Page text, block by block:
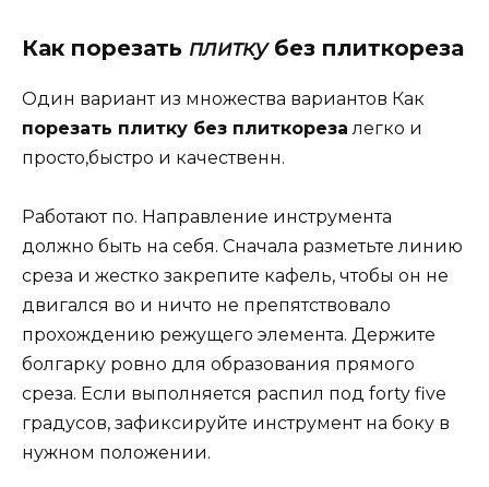
Как порезать плиткубез плиткореза
Один вариант из множества вариантов Как
порезать плитку без плиткореза легко и
просто,быстро и качественн.
Работают по. Направление инструмента
должно быть на себя. Сначала разметьте линию
среза и жестко закрепите кафель, чтобы он не
двигался во и ничто не препятствовало
прохождению режущего элемента. Держите
болгарку ровно для образования прямого
среза. Если выполняется распил под forty five
градусов, зафиксируйте инструмент на боку в
нужном положении.